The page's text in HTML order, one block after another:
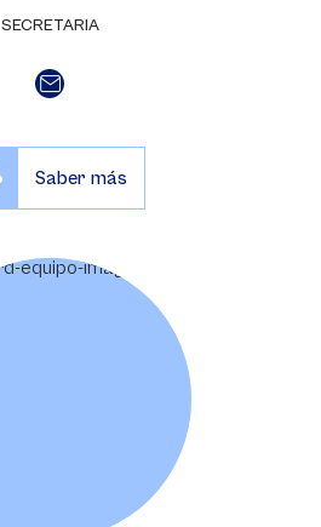
SECRETARIA
Saber más